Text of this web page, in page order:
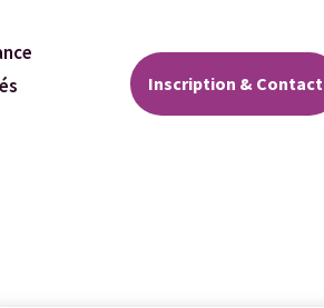
Inscription & Contact